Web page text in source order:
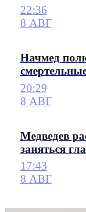
22:36
8 АВГ
Начмед
20:29
8 АВГ
Медведев
заняться
17:43
8 АВГ